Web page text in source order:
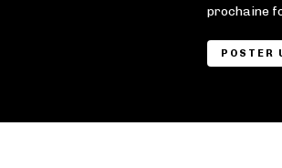
prochaine